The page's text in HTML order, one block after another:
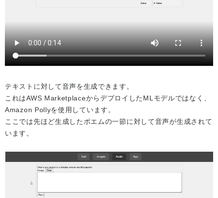
テキストに対して音声を生成できます。
これはAWS MarketplaceからデプロイしたMLモデルではなく、
Amazon Pollyを使用しています。
ここでは先ほど生成したポエムの一節に対して音声が生成されて
います。